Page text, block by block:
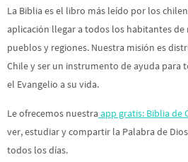
La Biblia es el libro más leído por los
aplicación llegar a todos los habitantes
pueblos y regiones. Nuestra misión es
Chile y ser un instrumento de ayuda para
el Evangelio a su vida.
Le ofrecemos nuestraapp gratis: Biblia de
ver, estudiar y compartir la Palabra de
todos los días.